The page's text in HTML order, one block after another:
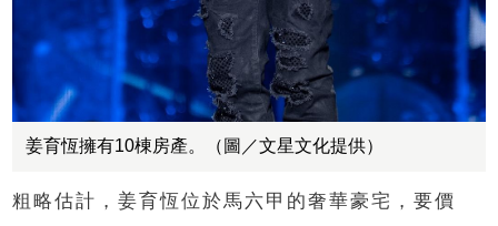
姜育恆擁有10棟房產。（圖／文星文化提供）
粗略估計，姜育恆位於馬六甲的奢華豪宅，要價